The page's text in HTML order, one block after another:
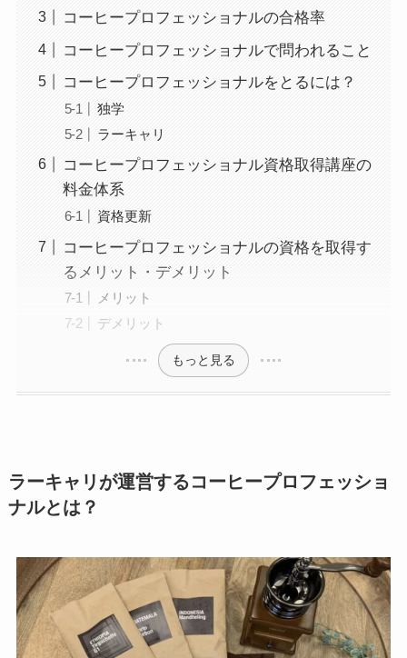
コーヒープロフェッショナルの合格率
コーヒープロフェッショナルで問われること
コーヒープロフェッショナルをとるには？
独学
ラーキャリ
コーヒープロフェッショナル資格取得講座の
料金体系
資格更新
コーヒープロフェッショナルの資格を取得す
るメリット・デメリット
メリット
デメリット
もっと見る
ラーキャリが運営するコーヒープロフェッショ
ナルとは？